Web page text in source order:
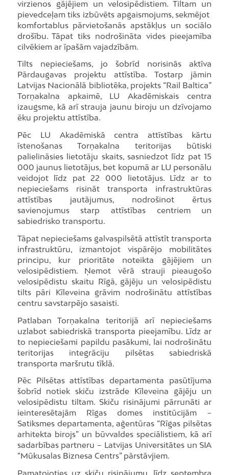
virzienos gājējiem un velosipēdistiem. Tiltam un
pievedceļam tiks izbūvēts apgaismojums, sekmējot
komfortablus pārvietošanās apstākļus un sociālo
drošību. Tāpat tiks nodrošināta vides pieejamība
cilvēkiem ar īpašām vajadzībām.
Tilts nepieciešams, jo šobrīd norisinās aktīva
Pārdaugavas projektu attīstība. Tostarp jāmin
Latvijas Nacionālā bibliotēka, projekts “Rail Baltica”
Torņakalna apkaimē, LU Akadēmiskais centra
izaugsme, kā arī strauja jaunu biroju un dzīvojamo
ēku projektu attīstība.
Pēc LU Akadēmiskā centra attīstības kārtu
īstenošanas Torņakalna teritorijas būtiski
palielināsies lietotāju skaits, sasniedzot līdz pat 15
000 jaunus lietotājus, bet kopumā ar LU personālu
veidojot līdz pat 22 000 lietotājus. Līdz ar to
nepieciešams risināt transporta infrastruktūras
attīstības jautājumus, nodrošinot ērtus
savienojumus starp attīstības centriem un
sabiedrisko transportu.
Tāpat nepieciešams galvaspilsētā attīstīt transporta
infrastruktūru, izmantojot vispārējo mobilitātes
principu, kur prioritāte noteikta gājējiem un
velosipēdistiem. Ņemot vērā strauji pieaugošo
velosipēdistu skaitu Rīgā, gājēju un velosipēdistu
tilts pāri Kīleveina grāvim nodrošinātu attīstības
centru savstarpējo sasaisti.
Patlaban Torņakalna teritorijā arī nepieciešams
uzlabot sabiedriskā transporta pieejamību. Līdz ar
to nepieciešami papildu pasākumi, lai nodrošinātu
teritorijas integrāciju pilsētas sabiedriskā
transporta maršrutu tīklā.
Pēc Pilsētas attīstības departamenta pasūtījuma
šobrīd notiek skiču izstrāde Kīleveina gājēju un
velosipēdistu tiltam. Skiču risinājumi pārrunāti ar
ieinteresētajām Rīgas domes institūcijām –
Satiksmes departamenta, aģentūras “Rīgas pilsētas
arhitekta birojs” un būvvaldes speciālistiem, kā arī
sadarbības partneru – Latvijas Universitātes un SIA
“Mūkusalas Biznesa Centrs” pārstāvjiem.
Pamatojoties uz skiču risinājumu, līdz septembra